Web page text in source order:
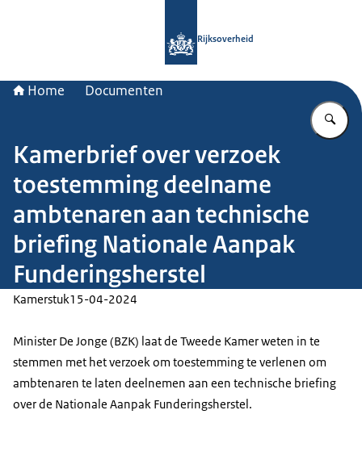
Rijksoverheid
Home Documenten
Kamerbrief over verzoek
toestemming deelname
ambtenaren aan technische
briefing Nationale Aanpak
Funderingsherstel
Kamerstuk15-04-2024
Minister De Jonge (BZK) laat de Tweede Kamer weten in te
stemmen met het verzoek om toestemming te verlenen om
ambtenaren te laten deelnemen aan een technische briefing
over de Nationale Aanpak Funderingsherstel.